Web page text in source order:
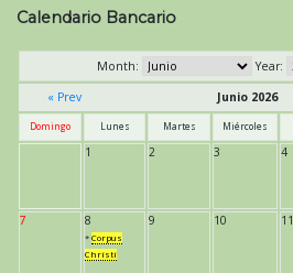
Calendario Bancario
Month:
Year:
« Prev
Junio 2026
Domingo Lunes Martes Miércoles
1 2 3 4
7 8
* Corpus
Christi
9 10 11